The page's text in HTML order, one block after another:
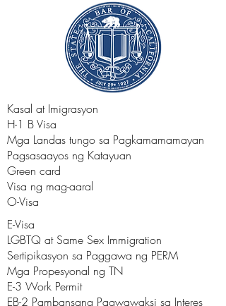
Kasal at Imigrasyon
H-1 B Visa
Mga Landas tungo sa Pagkamamamayan
Pagsasaayos ng Katayuan
Green card
Visa ng mag-aaral
O-Visa
E-Visa
LGBTQ at Same Sex Immigration
Sertipikasyon sa Paggawa ng PERM
Mga Propesyonal ng TN
E-3 Work Permit
EB-2 Pambansang Pagwawaksi sa Interes